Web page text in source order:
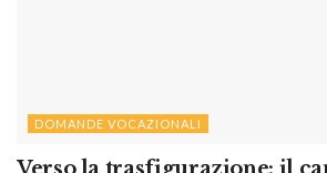
DOMANDE VOCAZIONALI
Verso la trasfigurazione: il